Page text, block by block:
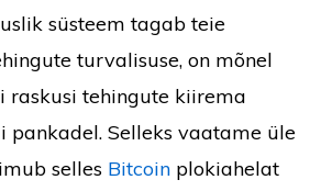
süsteem tagab teie
turvalisuse, on mõnel
raskusi tehingute kiirema
pankadel. Selleks vaatame üle
selles Bitcoin plokiahelat